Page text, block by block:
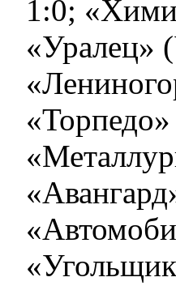
1:0;
«Уралец»